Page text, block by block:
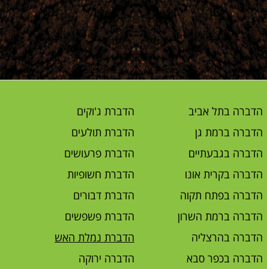
הדברה בתל אביב
הדברה ברמת גן
הדברה בגבעתיים
הדברה בקרית אונו
הדברה בפתח תקוה
הדברה ברמת השרון
הדברה בהרצליה
הדברה בכפר סבא
הדברת ג'וקים
הדברת תולעים
הדברת פרעושים
הדברת חשופיות
הדברת דבורים
הדברת פשפשים
הדברת נמלת האש
הדברה ירוקה